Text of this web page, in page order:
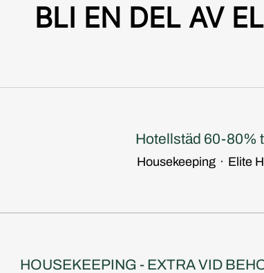
BLI EN DEL AV
Hotellstäd 60-80%
Housekeeping · Elite
HOUSEKEEPING - EXTRA VID